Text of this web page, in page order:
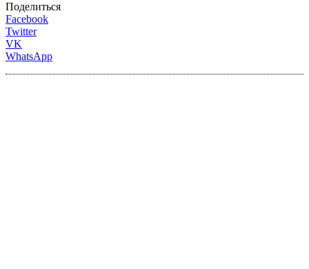
Поделиться
Facebook
Twitter
VK
WhatsApp